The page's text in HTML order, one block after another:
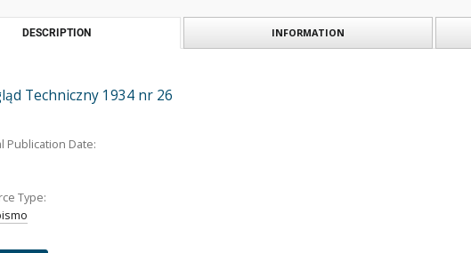
DESCRIPTION INFORMATION
Techniczny 1934 nr 26
Publication Date:
Type: